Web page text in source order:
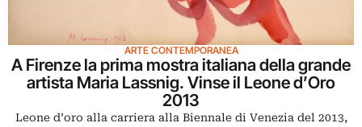
ARTE CONTEMPORANEA
A Firenze la prima mostra italiana della grande
artista Maria Lassnig. Vinse il Leone d’Oro
2013
Leone d’oro alla carriera alla Biennale di Venezia del 2013,